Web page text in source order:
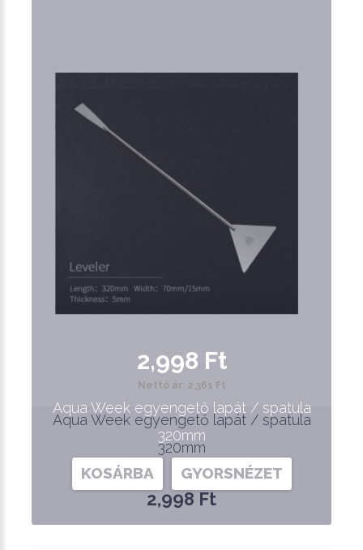
Aqua Week egyengető lapát / spatula
320mm
2,998 Ft
2,998 Ft
Nettó ár: 2,361 Ft
Aqua Week egyengető lapát / spatula
320mm
KOSÁRBA GYORSNÉZET